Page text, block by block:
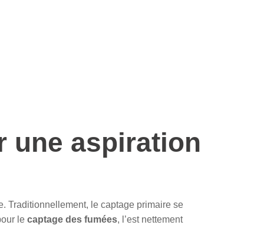
une aspiration
Traditionnellement, le captage primaire se
le captage des fumées, l’est nettement